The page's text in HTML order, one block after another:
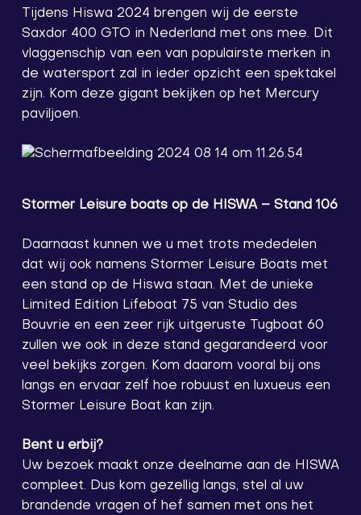
Tijdens Hiswa 2024 brengen wij de eerste
Saxdor 400 GTO in Nederland met ons mee. Dit
vlaggenschip van een van populairste merken in
de watersport zal in ieder opzicht een spektakel
zijn. Kom deze gigant bekijken op het Mercury
paviljoen.
Stormer Leisure boats op de HISWA – Stand 106
Daarnaast kunnen we u met trots mededelen
dat wij ook namens Stormer Leisure Boats met
een stand op de Hiswa staan. Met de unieke
Limited Edition Lifeboat 75 van Studio des
Bouvrie en een zeer rijk uitgeruste Tugboat 60
zullen we ook in deze stand gegarandeerd voor
veel bekijks zorgen. Kom daarom vooral bij ons
langs en ervaar zelf hoe robuust en luxueus een
Stormer Leisure Boat kan zijn.
Bent u erbij?
Uw bezoek maakt onze deelname aan de HISWA
compleet. Dus kom gezellig langs, stel al uw
brandende vragen of hef samen met ons het